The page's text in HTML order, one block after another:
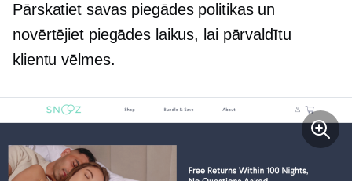
Pārskatiet savas piegādes politikas un
novērtējiet piegādes laikus, lai pārvaldītu
klientu vēlmes.